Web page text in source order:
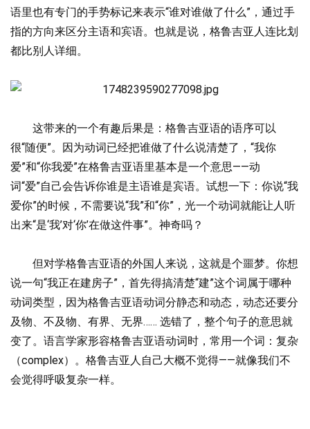
语里也有专门的手势标记来表示“谁对谁做了什么”，通过手
指的方向来区分主语和宾语。也就是说，格鲁吉亚人连比划
都比别人详细。
这带来的一个有趣后果是：格鲁吉亚语的语序可以
很“随便”。因为动词已经把谁做了什么说清楚了，“我你
爱”和“你我爱”在格鲁吉亚语里基本是一个意思——动
词“爱”自己会告诉你谁是主语谁是宾语。 试想一下：你说“我
爱你”的时候，不需要说“我”和“你”，光一个动词就能让人听
出来“是‘我’对‘你’在做这件事”。神奇吗？
但对学格鲁吉亚语的外国人来说，这就是个噩梦。你想
说一句“我正在建房子”，首先得搞清楚“建”这个词属于哪种
动词类型，因为格鲁吉亚语动词分静态和动态，动态还要分
及物、不及物、有界、无界…… 选错了，整个句子的意思就
变了。 语言学家形容格鲁吉亚语动词时，常用一个词：复杂
（complex）。格鲁吉亚人自己大概不觉得——就像我们不
会觉得呼吸复杂一样。